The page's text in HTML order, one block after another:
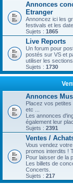
Annonces
Etranger
Annoncez ici les
festivals et les
Sujets : 1865
Live Reports
Un forum pour
postés sur VS et
utiliser les
Sujets : 1730
Annonces
Placez vos
etc ...
Les annonces
également leur
Sujets : 2391
Ventes /
Vous vendez
promos interdits !
Pour laisser de la
Les billets de
Concerts.
Sujets : 217